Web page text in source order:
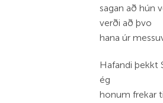
sagan að hún
verði að þvo
hana úr
Hafandi þekkt
ég
honum frekar